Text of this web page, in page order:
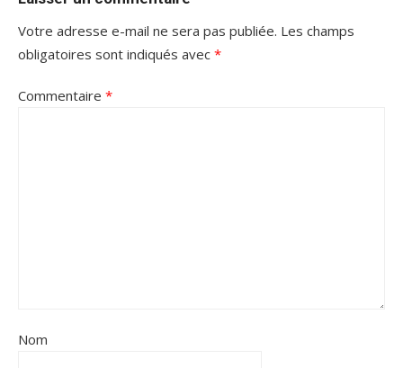
Votre adresse e-mail ne sera pas publiée. Les champs
obligatoires sont indiqués avec *
Commentaire *
Nom